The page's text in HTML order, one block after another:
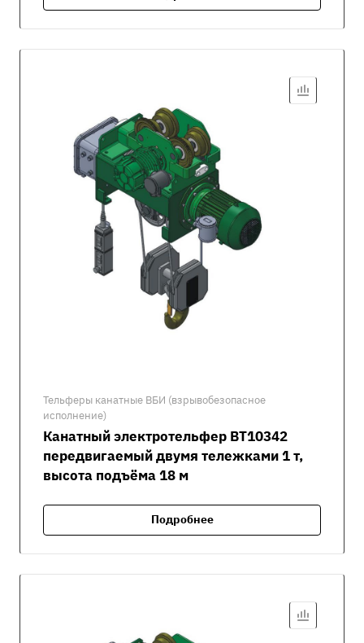
Тельферы канатные ВБИ (взрывобезопасное
исполнение)
Канатный электротельфер ВТ10342
передвигаемый двумя тележками 1 т,
высота подъёма 18 м
Подробнее